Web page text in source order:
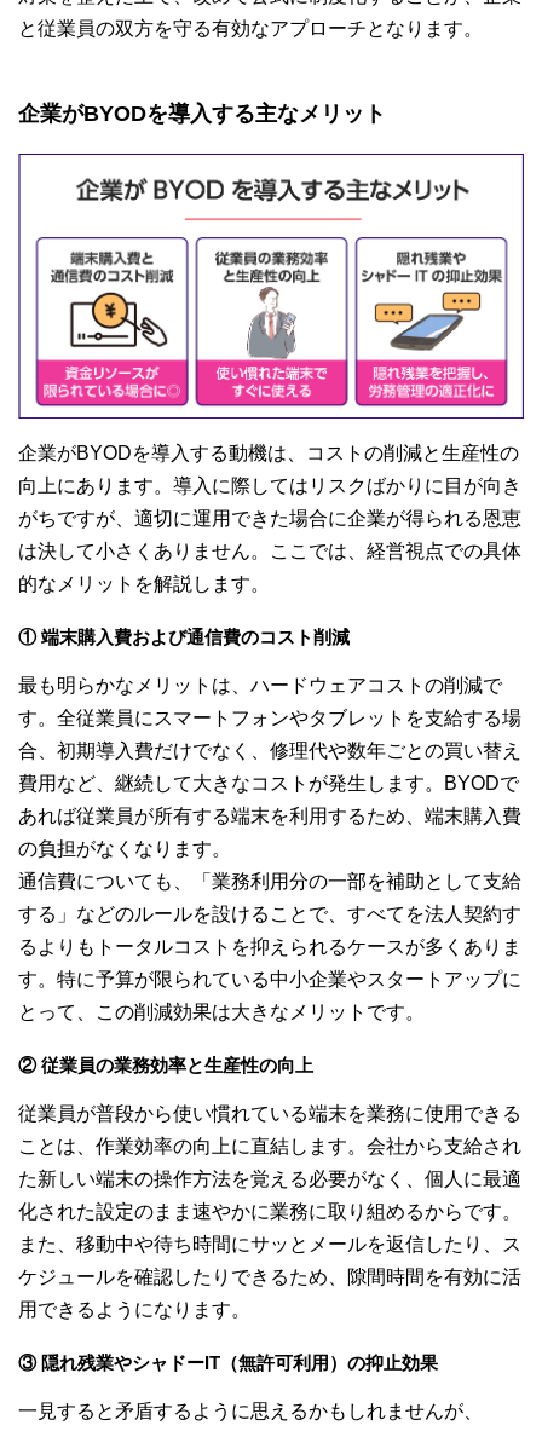
と従業員の双方を守る有効なアプローチとなります。
企業がBYODを導入する主なメリット
企業がBYODを導入する動機は、コストの削減と生産性の
向上にあります。導入に際してはリスクばかりに目が向き
がちですが、適切に運用できた場合に企業が得られる恩恵
は決して小さくありません。ここでは、経営視点での具体
的なメリットを解説します。
① 端末購入費および通信費のコスト削減
最も明らかなメリットは、ハードウェアコストの削減で
す。全従業員にスマートフォンやタブレットを支給する場
合、初期導入費だけでなく、修理代や数年ごとの買い替え
費用など、継続して大きなコストが発生します。BYODで
あれば従業員が所有する端末を利用するため、端末購入費
の負担がなくなります。
通信費についても、「業務利用分の一部を補助として支給
する」などのルールを設けることで、すべてを法人契約す
るよりもトータルコストを抑えられるケースが多くありま
す。特に予算が限られている中小企業やスタートアップに
とって、この削減効果は大きなメリットです。
② 従業員の業務効率と生産性の向上
従業員が普段から使い慣れている端末を業務に使用できる
ことは、作業効率の向上に直結します。会社から支給され
た新しい端末の操作方法を覚える必要がなく、個人に最適
化された設定のまま速やかに業務に取り組めるからです。
また、移動中や待ち時間にサッとメールを返信したり、ス
ケジュールを確認したりできるため、隙間時間を有効に活
用できるようになります。
③ 隠れ残業やシャドーIT（無許可利用）の抑止効果
一見すると矛盾するように思えるかもしれませんが、